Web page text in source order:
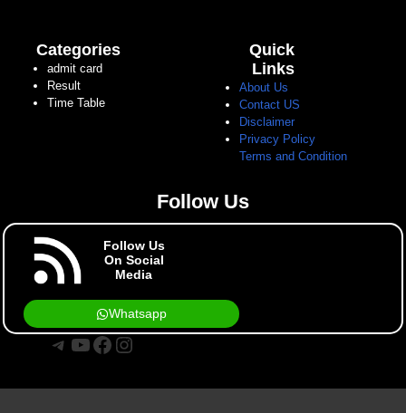
Categories
admit card
Result
Time Table
Quick
Links
About Us
Contact US
Disclaimer
Privacy Policy
Terms and Condition
Follow Us
Follow Us
On Social
Media
Whatsapp
Telegram
YouTube
Facebook
Instagram